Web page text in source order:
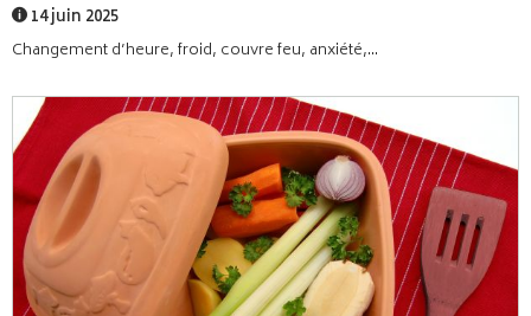
14 juin 2025
Changement d’heure, froid, couvre feu, anxiété,...